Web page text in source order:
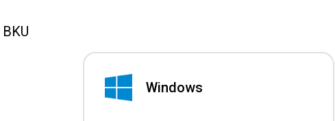
Windows